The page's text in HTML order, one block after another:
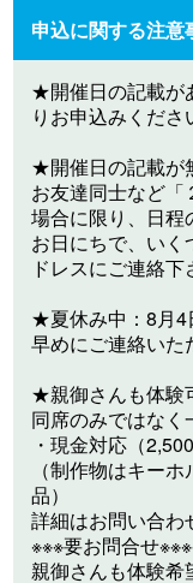
申込に関する注意
★開催日の記載が
りお申込みくださ
★開催日の記載が
お友達同士など
場合に限り、日程
お日にちで、い
ドレスにご連絡下
★夏休み中：8月4
早めにご連絡いた
★親御さんも体験
同席のみではなく
・現金対応（
（制作物はキー
品）
詳細はお問い合わ
※※※要お問合せ
親御さんも体験希